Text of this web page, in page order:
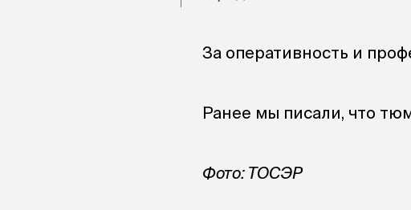
За оперативность и
Ранее мы писали, что
Фото: ТОСЭР